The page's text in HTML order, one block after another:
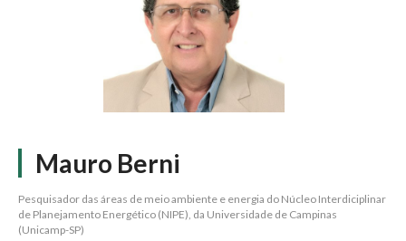
Mauro Berni
Pesquisador das áreas de meio ambiente e energia do Núcleo Interdiciplinar
de Planejamento Energético (NIPE), da Universidade de Campinas
(Unicamp-SP)